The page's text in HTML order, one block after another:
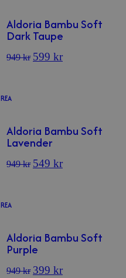
Aldoria Bambu Soft
Dark Taupe
949kr 599 kr
Aldoria Bambu Soft
Lavender
949kr 549 kr
REA
Aldoria Bambu Soft
Purple
949kr 399 kr
REA